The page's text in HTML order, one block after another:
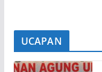
UCAPAN